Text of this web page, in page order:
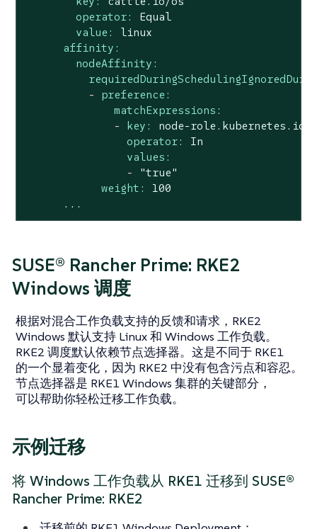
operator:
Equal
value:
linux
affinity:
nodeAffinity:
-
preference:
matchExpressions:
-
key:
node-role.kubernetes.io/
operator:
In
values:
-
"true"
weight:
100
...
SUSE® Rancher Prime: RKE2
Windows 调度
根据对混合工作负载支持的反馈和请求，RKE2
Windows 默认支持 Linux 和 Windows 工作负载。
RKE2 调度默认依赖节点选择器。这是不同于 RKE1
的一个显着变化，因为 RKE2 中没有包含污点和容忍。
节点选择器是 RKE1 Windows 集群的关键部分，
可以帮助你轻松迁移工作负载。
示例迁移
将 Windows 工作负载从 RKE1 迁移到 SUSE®
Rancher Prime: RKE2